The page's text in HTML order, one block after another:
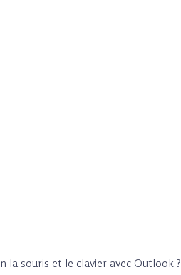
la souris et le clavier avec Outlook